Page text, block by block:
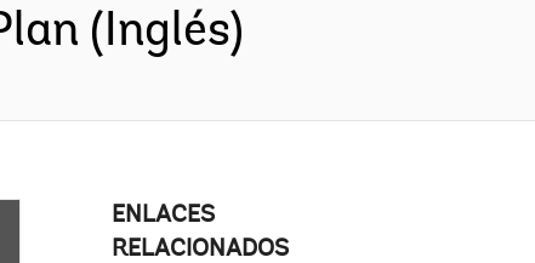
(Inglés)
ENLACES
RELACIONADOS